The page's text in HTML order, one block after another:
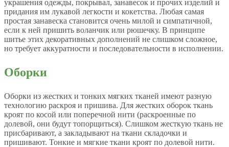
украшения одежды, покрывал, занавесок и прочих изделий и
придания им лукавой легкости и кокетства. Любая самая
простая занавеска становится очень милой и симпатичной,
если к ней пришить воланчик или рюшечку. В принципе
шитье этих декоративных дополнений не слишком сложное,
но требует аккуратности и последовательности в исполнении.
Оборки
Оборки из жестких и тонких мягких тканей имеют разную
технологию раскроя и пришива. Для жестких оборок ткань
кроят по косой или поперечной нити (раскроенные по
долевой, они будут топорщиться). Слишком жесткую ткань не
присбаривают, а закладывают на ткани складочки и
пришивают. Тонкие и мягкие ткани кроят по долевой нити.